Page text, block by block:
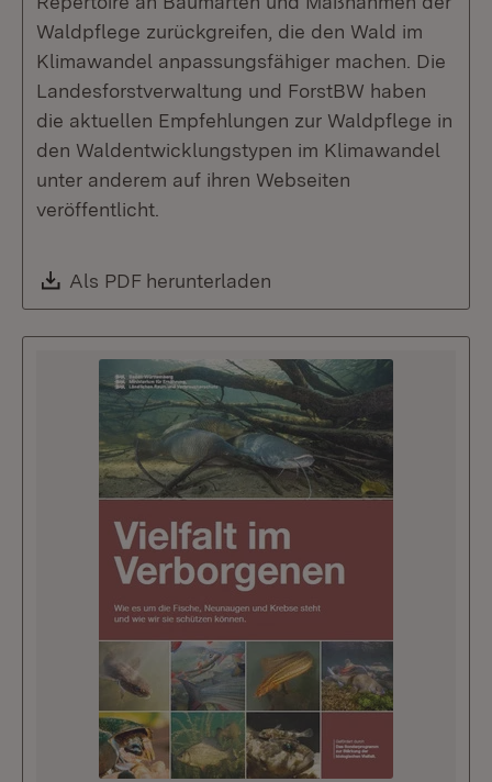
Waldpflege zurückgreifen, die den Wald im
Klimawandel anpassungsfähiger machen. Die
Landesforstverwaltung und ForstBW haben
die aktuellen Empfehlungen zur Waldpflege in
den Waldentwicklungstypen im Klimawandel
unter anderem auf ihren Webseiten
veröffentlicht.
Download:
Als PDF herunterladen